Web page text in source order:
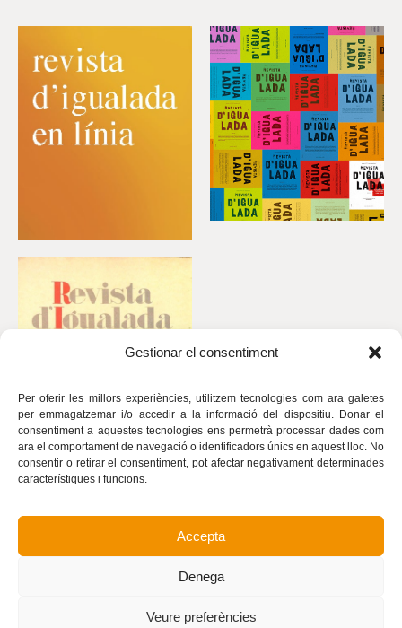
Gestionar el consentiment
Per oferir les millors experiències, utilitzem tecnologies com ara galetes
per emmagatzemar i/o accedir a la informació del dispositiu. Donar el
consentiment a aquestes tecnologies ens permetrà processar dades com
ara el comportament de navegació o identificadors únics en aquest lloc. No
consentir o retirar el consentiment, pot afectar negativament determinades
característiques i funcions.
Accepta
Denega
Veure preferències